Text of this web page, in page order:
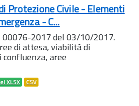
Protezione Civile - Elementi
- C...
00076-2017 del 03/10/2017.
di attesa, viabilità di
confluenza, aree
XLSX CSV